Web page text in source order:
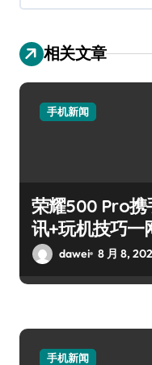
相关文章
手机新闻
荣耀500 Pro携
讯+玩机技巧一
dawei 8 月 8,
手机新闻